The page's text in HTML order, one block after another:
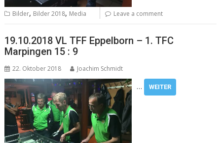
Bilder, Bilder 2018, Media Leave a comment
19.10.2018 VL TFF Eppelborn – 1. TFC
Marpingen 15 : 9
22. Oktober 2018 Joachim Schmidt
… WEITER